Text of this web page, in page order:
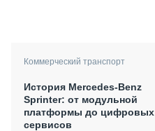
Коммерческий транспорт
История Mercedes-Benz
Sprinter: от модульной
платформы до цифровых
сервисов